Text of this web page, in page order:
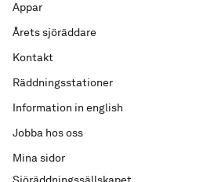
Appar
Årets sjöräddare
Kontakt
Räddningsstationer
Information in english
Jobba hos oss
Mina sidor